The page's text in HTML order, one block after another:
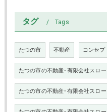
タグ Tags
たつの市 不動産 コンセプ
たつの市の不動産･有限会社スロ
たつの市の不動産･有限会社スロ